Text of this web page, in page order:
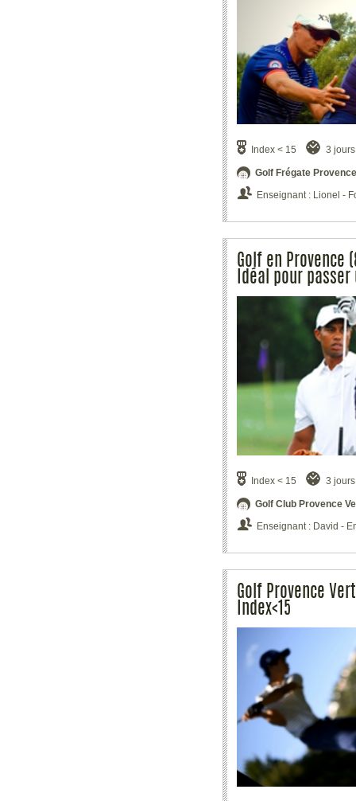
Index < 15 3 jours
Golf Frégate
Enseignant : Lionel -
Golf en Provence
Idéal pour passer
Index < 15 3 jours
Golf Club Provence
Enseignant : David -
Golf Provence
Index<15